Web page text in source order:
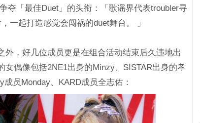
夺「最佳Duet」的头衔：「歌谣界代表troubler寻
一起打造感觉会闯祸的duet舞台。 」
外，好几位成员更是在组合活动结束后久违地出
女偶像包括2NE1出身的Minzy、SISTAR出身的孝
员Monday、KARD成员全志佑：